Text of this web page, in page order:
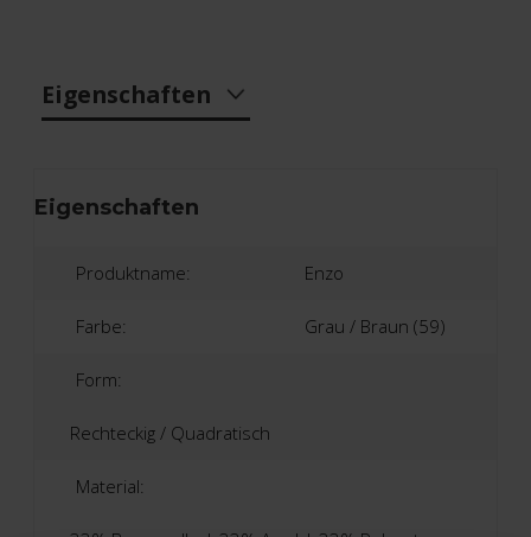
Eigenschaften
Eigenschaften
Produktname: Enzo
Farbe: Grau / Braun (59)
Form:
Rechteckig / Quadratisch
Material: